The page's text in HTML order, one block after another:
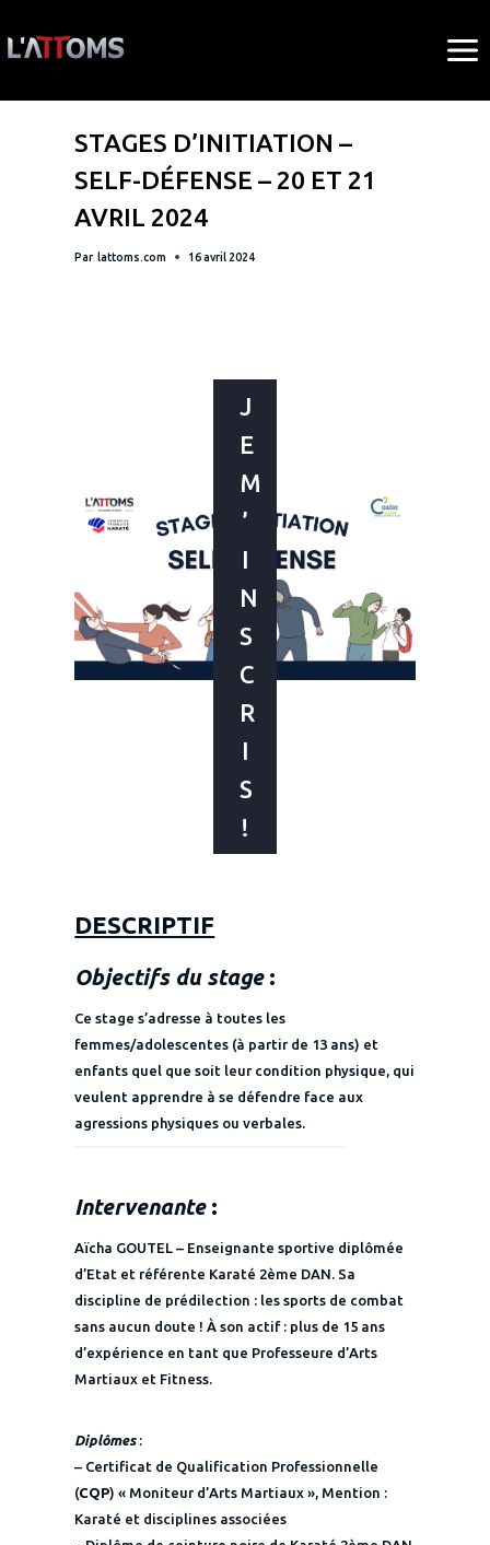
au
STAGES D’INITIATION –
SELF-DÉFENSE – 20 ET 21
AVRIL 2024
Par lattoms.com 16 avril 2024
J
E
M
’
I
N
S
C
R
I
S
!
DESCRIPTIF
Objectifs du stage:
Ce stage s’adresse à toutes les
femmes/adolescentes (à partir de 13 ans) et
enfants quel que soit leur condition physique, qui
veulent apprendre à se défendre face aux
agressions physiques ou verbales.
Intervenante:
Aïcha GOUTEL – Enseignante sportive diplômée
d’Etat et référente Karaté 2ème DAN. Sa
discipline de prédilection : les sports de combat
sans aucun doute ! À son actif : plus de 15 ans
d’expérience en tant que Professeure d’Arts
Martiaux et Fitness.
Diplômes:
– Certificat de Qualification Professionnelle
(CQP) « Moniteur d’Arts Martiaux », Mention :
Karaté et disciplines associées